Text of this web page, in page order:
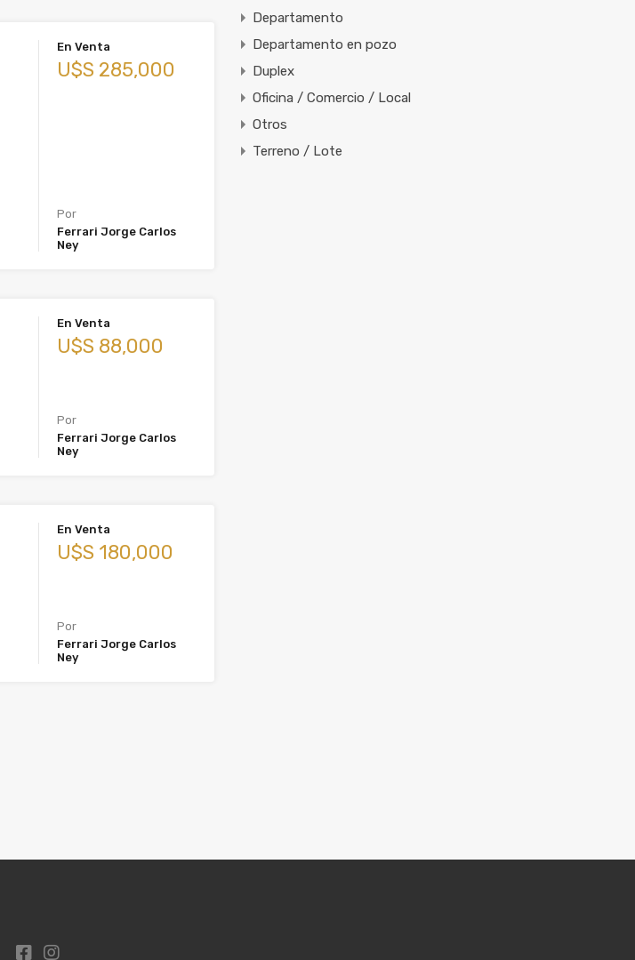
En Venta
U$S 285,000
Por
Ferrari Jorge Carlos
Ney
En Venta
U$S 88,000
Por
Ferrari Jorge Carlos
Ney
En Venta
U$S 180,000
Por
Ferrari Jorge Carlos
Ney
Departamento
Departamento en pozo
Duplex
Oficina / Comercio / Local
Otros
Terreno / Lote